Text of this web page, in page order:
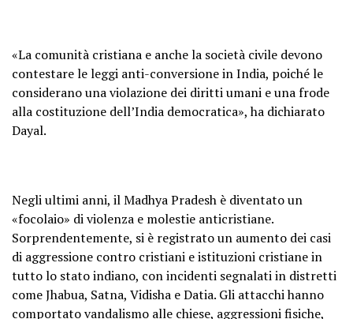
«La comunità cristiana e anche la società civile devono
contestare le leggi anti-conversione in India, poiché le
considerano una violazione dei diritti umani e una frode
alla costituzione dell’India democratica», ha dichiarato
Dayal.
Negli ultimi anni, il Madhya Pradesh è diventato un
«focolaio» di violenza e molestie anticristiane.
Sorprendentemente, si è registrato un aumento dei casi
di aggressione contro cristiani e istituzioni cristiane in
tutto lo stato indiano, con incidenti segnalati in distretti
come Jhabua, Satna, Vidisha e Datia. Gli attacchi hanno
comportato vandalismo alle chiese, aggressioni fisiche,